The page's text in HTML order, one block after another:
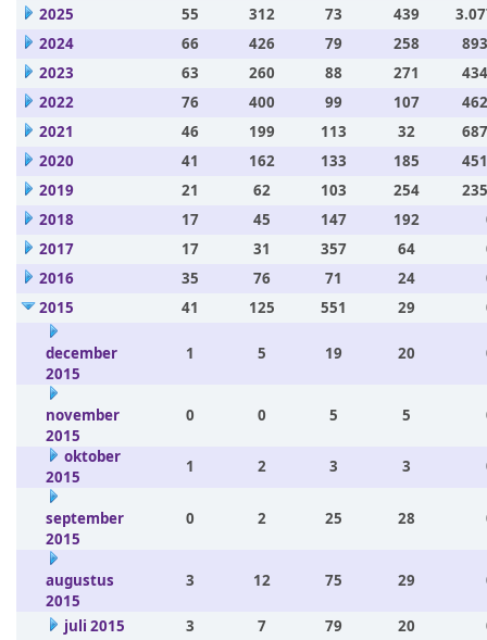
2025
55 312 73 439
2024
66 426 79 258
2023
63 260 88 271
2022
76 400 99 107
2021
46 199 113 32
2020
41 162 133 185
2019
21 62 103 254
2018
17 45 147 192
2017
17 31 357 64
2016
35 76 71 24
2015
41 125 551 29
december
2015
1 5 19 20
november
2015
0 0 5 5
oktober
2015
1 2 3 3
september
2015
0 2 25 28
augustus
2015
3 12 75 29
juli 2015 3 7 79 20